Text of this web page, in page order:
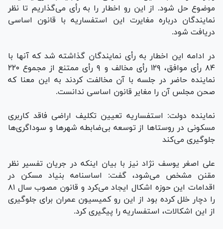
موضوع حل شود. از این رو اخطار را به رأی می‌گذاریم تا نظر
نمایندگان درباره مغایرت این استفساریه با قانون اساسی
دریافت شود.
در ادامه این اخطار به رأی نمایندگان گذاشته شد که آنها با
۸۴ رأی موافق، ۱۲۹ رأی مخالف و ۹ رأی ممتنع از مجموع ۲۲۰
نماینده حاضر در جلسه با آن مخالفت کردند به این معنا که
صحن مجلس آن را مغایر قانون اساسی ندانست.
نماینده دولت: استفساریه تعیین تکلیف اراضی فاقد کاربری
مسکونی در روستا‌ها از توسعه بی‌ضابطه شهر‌ها و سوداگری‌ها
جلوگیری می‌کند
علی اصغر یوسف نژاد نیز با بیان اینکه در جریان تفسیر نظر
مقنن مشخص می‌شود، گفت: اساسنامه بنیاد مسکن در
اقدامات این حوزه اشکال ایجاد می‌کرد و قانون مصوب سال ۸۱
را دچار خلل کرده بود از این رو کمیسیون عمران برای جلوگیری
از این اشکالات، استفساریه را پیگیری کرد.